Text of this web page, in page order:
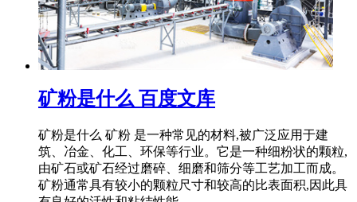
矿粉是什么 百度文库
矿粉是什么 矿粉 是一种常见的材料,被广泛应用于建
筑、冶金、化工、环保等行业。它是一种细粉状的颗粒,
由矿石或矿石经过磨碎、细磨和筛分等工艺加工而成。
矿粉通常具有较小的颗粒尺寸和较高的比表面积,因此具